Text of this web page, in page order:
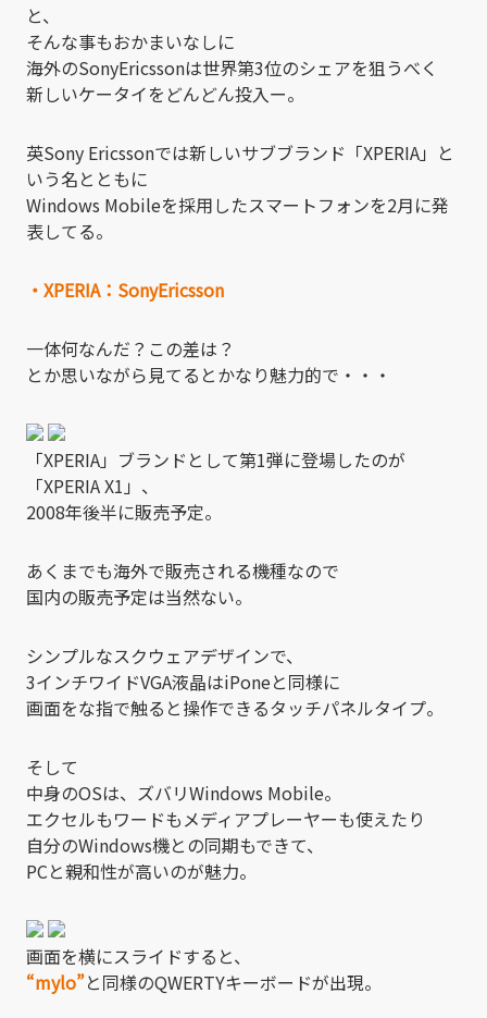
と、
そんな事もおかまいなしに
海外のSonyEricssonは世界第3位のシェアを狙うべく
新しいケータイをどんどん投入ー。
英Sony Ericssonでは新しいサブブランド「XPERIA」と
いう名とともに
Windows Mobileを採用したスマートフォンを2月に発
表してる。
・XPERIA：SonyEricsson
一体何なんだ？この差は？
とか思いながら見てるとかなり魅力的で・・・
「XPERIA」ブランドとして第1弾に登場したのが
「XPERIA X1」、
2008年後半に販売予定。
あくまでも海外で販売される機種なので
国内の販売予定は当然ない。
シンプルなスクウェアデザインで、
3インチワイドVGA液晶はiPoneと同様に
画面をな指で触ると操作できるタッチパネルタイプ。
そして
中身のOSは、ズバリWindows Mobile。
エクセルもワードもメディアプレーヤーも使えたり
自分のWindows機との同期もできて、
PCと親和性が高いのが魅力。
画面を横にスライドすると、
“mylo”と同様のQWERTYキーボードが出現。